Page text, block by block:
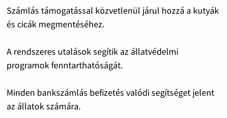
Számlás támogatással közvetlenül járul hozzá a kutyák
és cicák megmentéséhez.
A rendszeres utalások segítik az állatvédelmi
programok fenntarthatóságát.
Minden bankszámlás befizetés valódi segítséget jelent
az állatok számára.